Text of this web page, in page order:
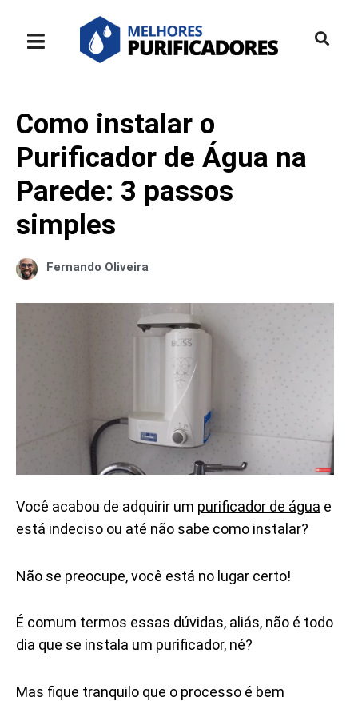
Como instalar o
Purificador de Água na
Parede: 3 passos
simples
Fernando Oliveira
Você acabou de adquirir um purificador de água e
está indeciso ou até não sabe como instalar?
Não se preocupe, você está no lugar certo!
É comum termos essas dúvidas, aliás, não é todo
dia que se instala um purificador, né?
Mas fique tranquilo que o processo é bem